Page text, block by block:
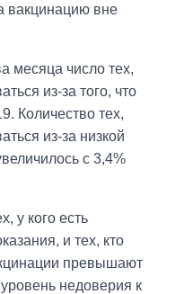
вакцинацию вне
месяца число тех,
из-за того, что
Количество тех,
из-за низкой
с 3,4%
у кого есть
и тех, кто
превышают
недоверия к